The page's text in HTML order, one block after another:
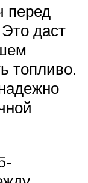
перед
даст
топливо.